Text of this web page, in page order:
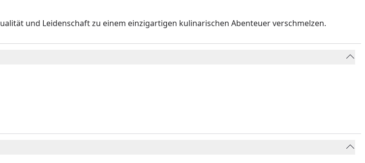
und Leidenschaft zu einem einzigartigen kulinarischen Abenteuer verschmelzen.